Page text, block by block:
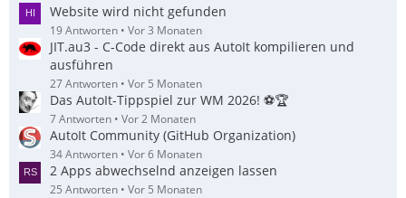
Website wird nicht gefunden
19 Antworten Vor 3 Monaten
JIT.au3 - C-Code direkt aus AutoIt kompilieren und
ausführen
27 Antworten Vor 5 Monaten
Das AutoIt-Tippspiel zur WM 2026! ⚽🏆
7 Antworten Vor 2 Monaten
AutoIt Community (GitHub Organization)
34 Antworten Vor 6 Monaten
2 Apps abwechselnd anzeigen lassen
25 Antworten Vor 5 Monaten